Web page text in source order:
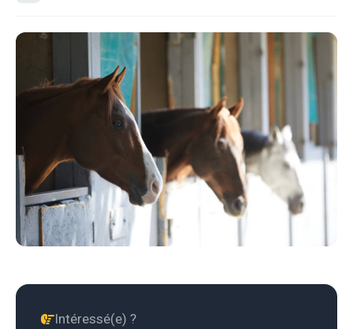
Intéressé(e) ?